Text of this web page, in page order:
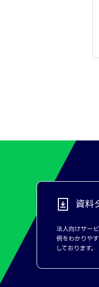
資料
法人向けサー
例をわかりや
しております。